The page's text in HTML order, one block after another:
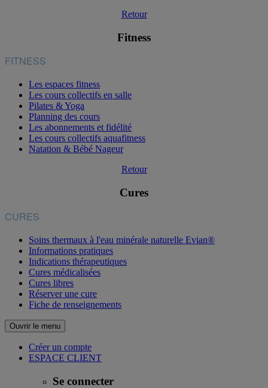
Retour
Fitness
FITNESS
Les espaces fitness
Les cours collectifs en salle
Pilates & Yoga
Planning des cours
Les abonnements et fidélité
Les cours collectifs aquafitness
Natation & Bébé Nageur
Retour
Cures
CURES
Soins thermaux à l'eau minérale naturelle Evian®
Informations pratiques
Indications thérapeutiques
Cures médicalisées
Cures libres
Réserver une cure
Fiche de renseignements
Ouvrir le menu
Créer un compte
ESPACE CLIENT
Se connecter